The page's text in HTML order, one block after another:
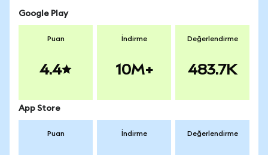
Google Play
Puan
4.4
İndirme
10M+
Değerlendirme
483.7K
App Store
Puan İndirme Değerlendirme